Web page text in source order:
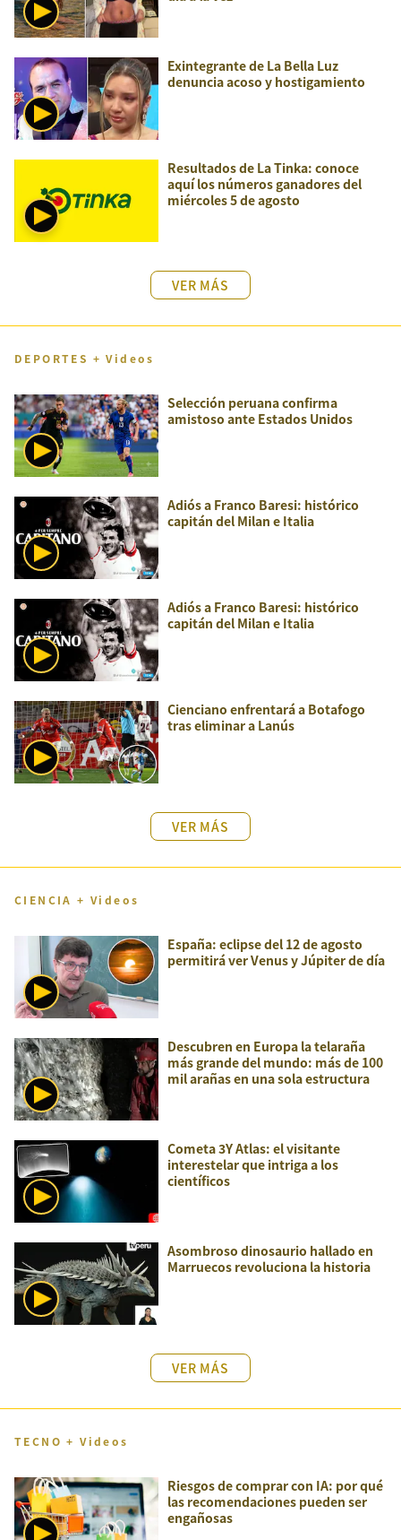
Exintegrante de La Bella Luz
denuncia acoso y hostigamiento
Resultados de La Tinka: conoce
aquí los números ganadores del
miércoles 5 de agosto
VER MÁS
DEPORTES + Videos
Selección peruana confirma
amistoso ante Estados Unidos
Adiós a Franco Baresi: histórico
capitán del Milan e Italia
Adiós a Franco Baresi: histórico
capitán del Milan e Italia
Cienciano enfrentará a Botafogo
tras eliminar a Lanús
VER MÁS
CIENCIA + Videos
España: eclipse del 12 de agosto
permitirá ver Venus y Júpiter de día
Descubren en Europa la telaraña
más grande del mundo: más de 100
mil arañas en una sola estructura
Cometa 3Y Atlas: el visitante
interestelar que intriga a los
científicos
Asombroso dinosaurio hallado en
Marruecos revoluciona la historia
VER MÁS
TECNO + Videos
Riesgos de comprar con IA: por qué
las recomendaciones pueden ser
engañosas